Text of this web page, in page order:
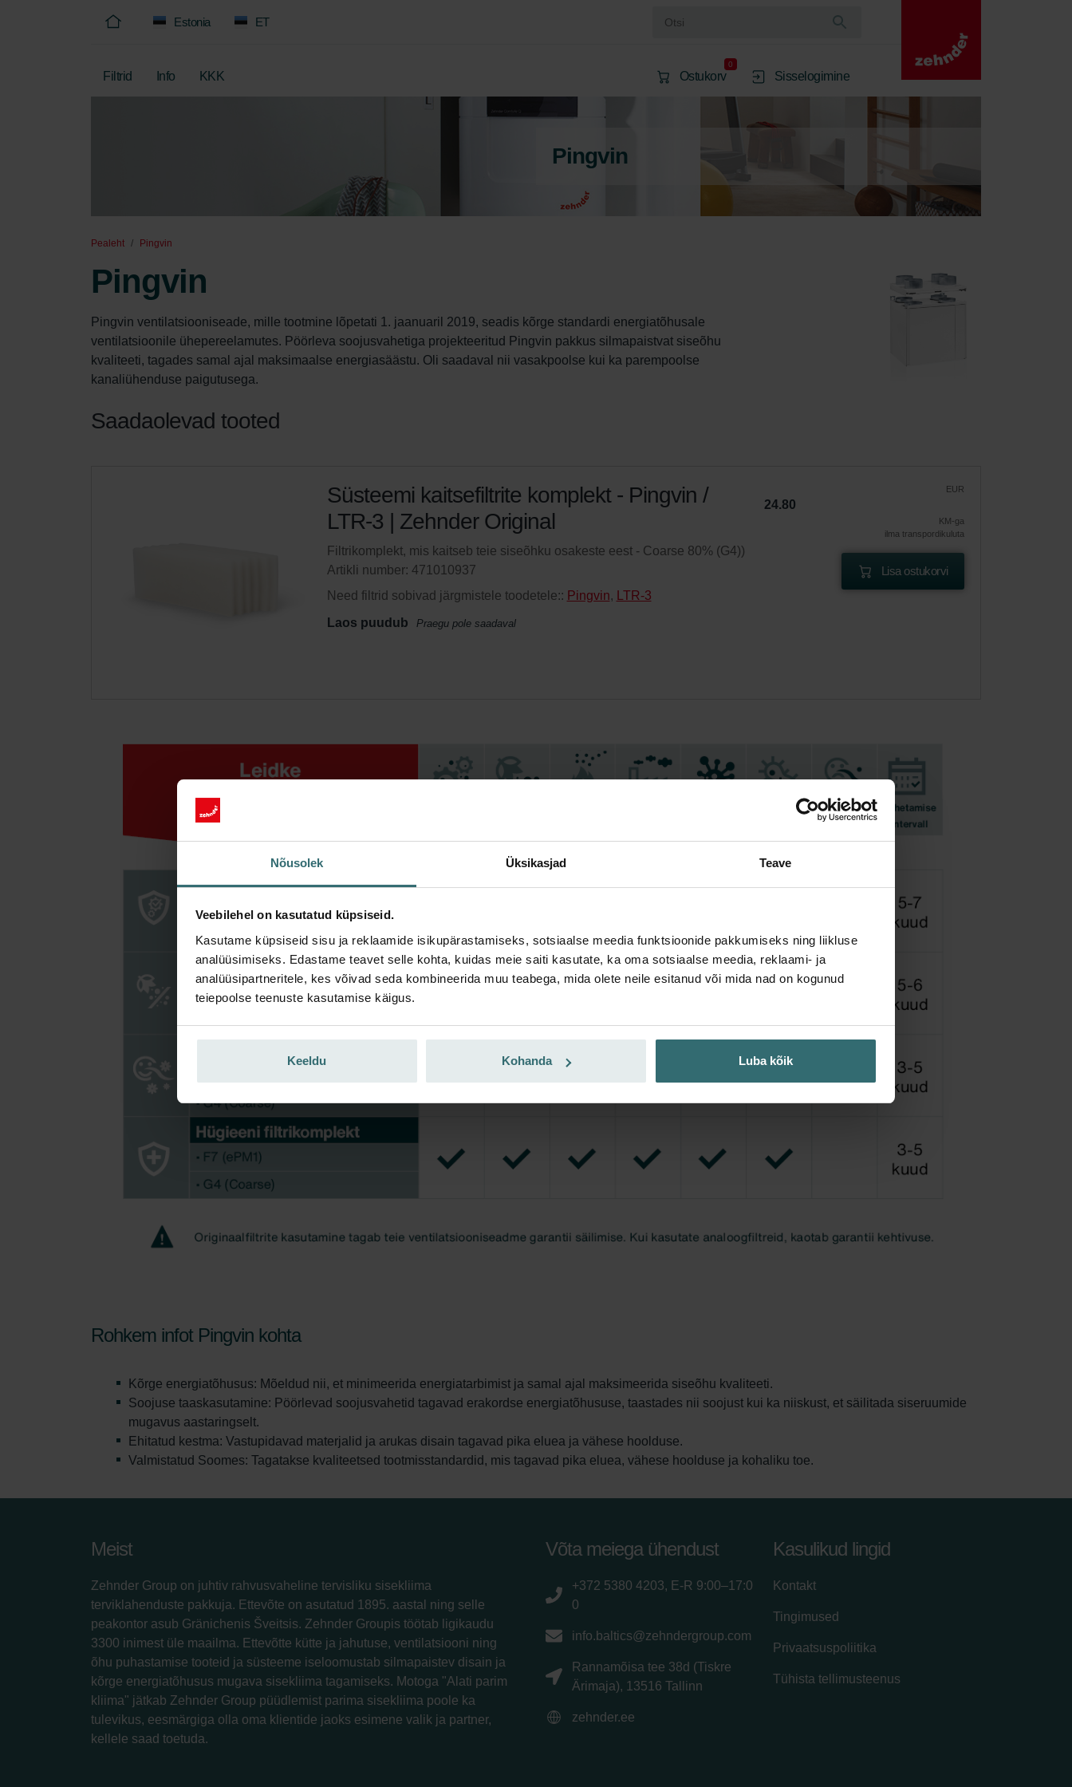
Nõusolek Üksikasjad Teave
Veebilehel on kasutatud küpsiseid.
Kasutame küpsiseid sisu ja reklaamide isikupärastamiseks, sotsiaalse meedia funktsioonide pakkumiseks ning liikluse
analüüsimiseks. Edastame teavet selle kohta, kuidas meie saiti kasutate, ka oma sotsiaalse meedia, reklaami- ja
analüüsipartneritele, kes võivad seda kombineerida muu teabega, mida olete neile esitanud või mida nad on kogunud
teiepoolse teenuste kasutamise käigus.
Keeldu Kohanda Luba kõik
Estonia ET
Filtrid Info KKK Ostukorv
0
Sisselogimine
Pingvin
Pealeht Pingvin
Pingvin
Pingvin ventilatsiooniseade, mille tootmine lõpetati 1. jaanuaril 2019, seadis kõrge standardi energiatõhusale
ventilatsioonile ühepereelamutes. Pöörleva soojusvahetiga projekteeritud Pingvin pakkus silmapaistvat siseõhu
kvaliteeti, tagades samal ajal maksimaalse energiasäästu. Oli saadaval nii vasakpoolse kui ka parempoolse
kanaliühenduse paigutusega.
Saadaolevad tooted
Süsteemi kaitsefiltrite komplekt - Pingvin /
LTR-3 | Zehnder Original
Filtrikomplekt, mis kaitseb teie siseõhku osakeste eest - Coarse 80% (G4))
Artikli number: 471010937
Need filtrid sobivad järgmistele toodetele:: Pingvin,
LTR-3
Laos puudub
Praegu pole saadaval
EUR
24.80
KM-ga
ilma transpordikuluta
Lisa ostukorvi
Rohkem infot Pingvin kohta
Kõrge energiatõhusus: Mõeldud nii, et minimeerida energiatarbimist ja samal ajal maksimeerida siseõhu kvaliteeti.
Soojuse taaskasutamine: Pöörlevad soojusvahetid tagavad erakordse energiatõhususe, taastades nii soojust kui ka niiskust, et säilitada siseruumide
mugavus aastaringselt.
Ehitatud kestma: Vastupidavad materjalid ja arukas disain tagavad pika eluea ja vähese hoolduse.
Valmistatud Soomes: Tagatakse kvaliteetsed tootmisstandardid, mis tagavad pika eluea, vähese hoolduse ja kohaliku toe.
Meist
Zehnder Group on juhtiv rahvusvaheline tervisliku sisekliima
terviklahenduste pakkuja. Ettevõte on asutatud 1895. aastal ning selle
peakontor asub Gränichenis Šveitsis. Zehnder Groupis töötab ligikaudu
3300 inimest üle maailma. Ettevõtte kütte ja jahutuse, ventilatsiooni ning
õhu puhastamise tooteid ja süsteeme iseloomustab silmapaistev disain ja
kõrge energiatõhusus mugava sisekliima tagamiseks. Motoga "Alati parim
kliima" jätkab Zehnder Group püüdlemist parima sisekliima poole ka
tulevikus, eesmärgiga olla oma klientide jaoks esimene valik ja partner,
kellele saad toetuda.
Võta meiega ühendust
+372 5380 4203, E-R 9:00–17:0
0
info.baltics@zehndergroup.com
Rannamõisa tee 38d (Tiskre
Ärimaja), 13516 Tallinn
zehnder.ee
Kasulikud lingid
Kontakt
Tingimused
Privaatsuspoliitika
Tühista tellimusteenus